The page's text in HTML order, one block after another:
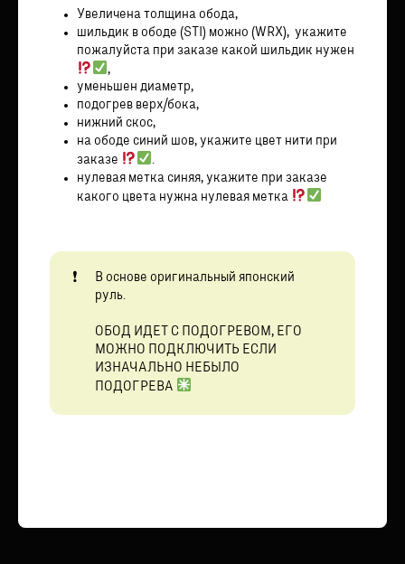
Увеличена толщина обода,
шильдик в ободе (STI) можно (WRX), укажите
пожалуйста при заказе какой шильдик нужен
,
уменьшен диаметр,
подогрев верх/бока,
нижний скос,
на ободе синий шов, укажите цвет нити при
заказе
.
нулевая метка синяя, укажите при заказе
какого цвета нужна нулевая метка
В основе оригинальный японский
руль.
ОБОД ИДЕТ С ПОДОГРЕВОМ, ЕГО
МОЖНО ПОДКЛЮЧИТЬ ЕСЛИ
ИЗНАЧАЛЬНО НЕБЫЛО
ПОДОГРЕВА